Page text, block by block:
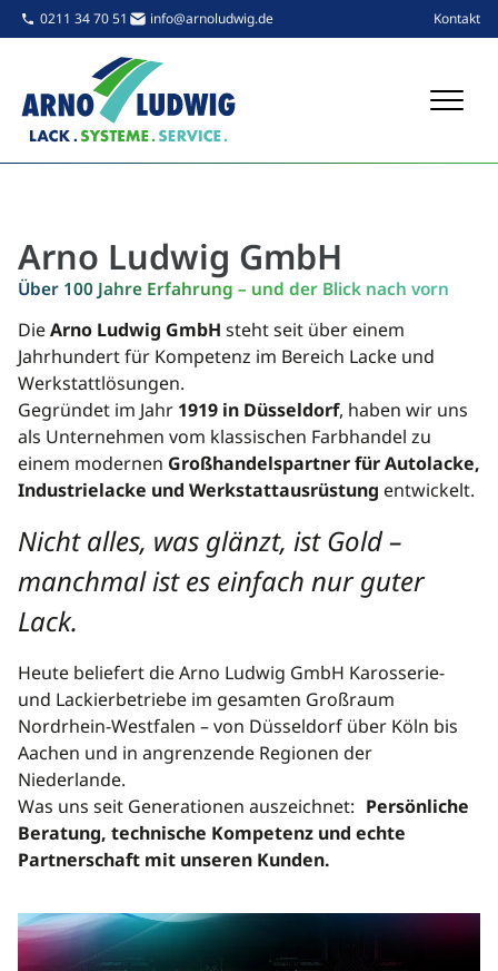
0211 34 70 51 info@arnoludwig.de Kontakt
Arno Ludwig GmbH
Über 100 Jahre Erfahrung – und der Blick nach vorn
DieArno Ludwig GmbH steht seit über einem
Jahrhundert für Kompetenz im Bereich Lacke und
Werkstattlösungen.
Gegründet im Jahr 1919 in Düsseldorf, haben wir uns
als Unternehmen vom klassischen Farbhandel zu
einem modernen Großhandelspartner für Autolacke,
Industrielacke und Werkstattausrüstung entwickelt.
Nicht alles, was glänzt, ist Gold –
manchmal ist es einfach nur guter
Lack.
Heute beliefert die Arno Ludwig GmbH Karosserie-
und Lackierbetriebe im gesamten Großraum
Nordrhein-Westfalen – von Düsseldorf über Köln bis
Aachen und in angrenzende Regionen der
Niederlande.
Was uns seit Generationen auszeichnet: Persönliche
Beratung, technische Kompetenz und echte
Partnerschaft mit unseren Kunden.